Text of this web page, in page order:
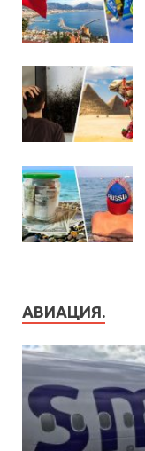
АВИАЦИЯ.